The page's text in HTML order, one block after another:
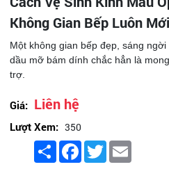
Không Gian Bếp Luôn Mới
Một không gian bếp đẹp, sáng
dầu mỡ bám dính chắc hẳn là
trợ.
Giá: Liên hệ
Lượt Xem: 350
ShareFacebook
TwitterEmail